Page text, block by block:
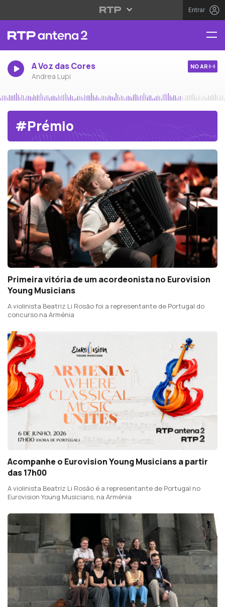
Entrar
A Voz das Cores
Andrea Lupi
NO AR
#Prémio
Primeira vitória de um acordeonista no Eurovision
Young Musicians
A violinista Beatriz Li Rosão foi a representante de Portugal do
concurso na Arménia
Acompanhe o Eurovision Young Musicians a partir
das 17h00
A violinista Beatriz Li Rosão é a representante de Portugal no
Eurovision Young Musicians, na Arménia